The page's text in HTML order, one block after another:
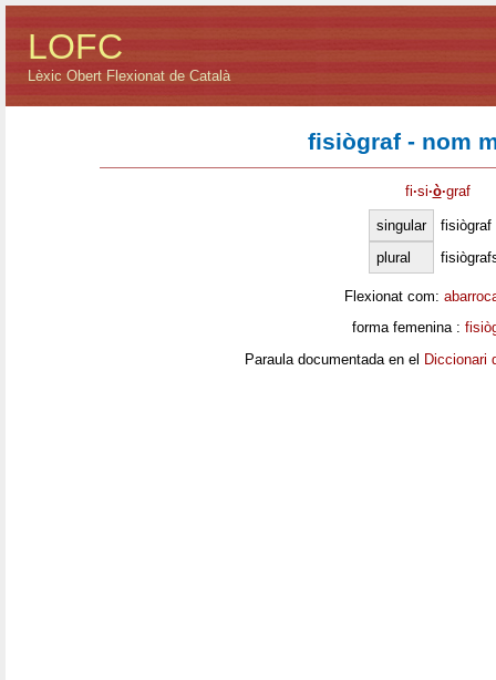
LOFC
Lèxic Obert Flexionat de Català
fisiògraf - nom
fi·si·ò·graf
singular
fisiògraf
plural
Flexionat com:
forma femenina :
Paraula documentada en el Diccionari